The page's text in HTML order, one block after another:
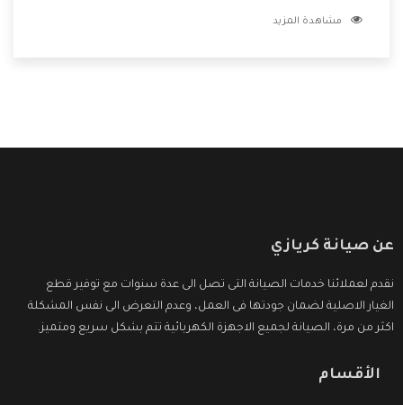
وتقدم للعملاء أقوى العروض والخصومات التى تسهل على
مشاهدة المزيد
عن صيانة كريازي
نقدم لعملائنا خدمات الصيانة التى تصل الى عدة سنوات مع توفير قطع
الغيار الاصلية لضمان جودتها فى العمل، وعدم التعرض الى نفس المشكلة
اكثر من مرة، الصيانة لجميع الاجهزة الكهربائية تتم بشكل سريع ومتميز.
الأقسام